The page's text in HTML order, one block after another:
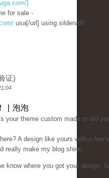
]
for sale -
usa[/url] using sildenafil
证)
| 泡泡
your theme custom made or did
A design like yours with a few
really make my blog shine.
know where you got your design.